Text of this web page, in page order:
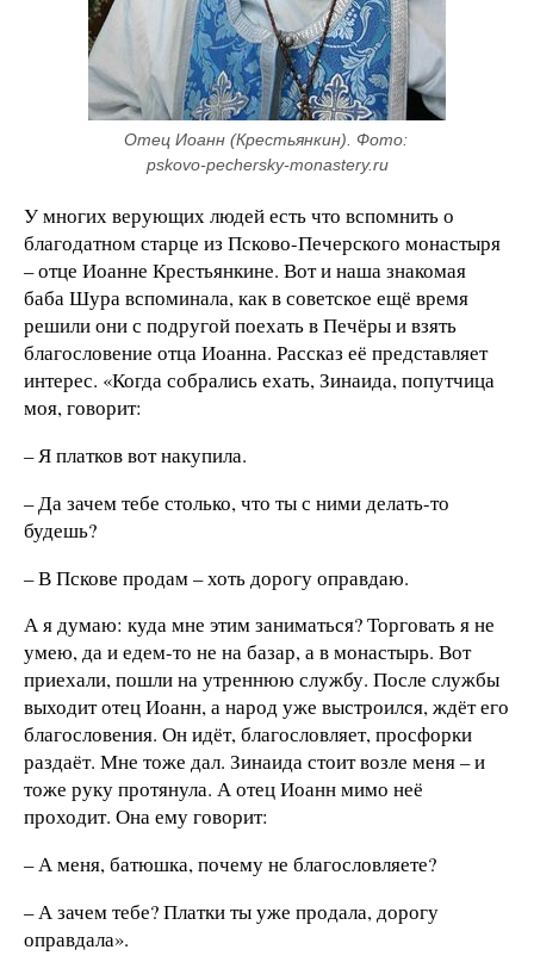
Отец Иоанн (Крестьянкин). Фото:
pskovo-pechersky-monastery.ru
У многих верующих людей есть что вспомнить о
благодатном старце из Псково-Печерского монастыря
– отце Иоанне Крестьянкине. Вот и наша знакомая
баба Шура вспоминала, как в советское ещё время
решили они с подругой поехать в Печёры и взять
благословение отца Иоанна. Рассказ её представляет
интерес. «Когда собрались ехать, Зинаида, попутчица
моя, говорит:
– Я платков вот накупила.
– Да зачем тебе столько, что ты с ними делать-то
будешь?
– В Пскове продам – хоть дорогу оправдаю.
А я думаю: куда мне этим заниматься? Торговать я не
умею, да и едем-то не на базар, а в монастырь. Вот
приехали, пошли на утреннюю службу. После службы
выходит отец Иоанн, а народ уже выстроился, ждёт его
благословения. Он идёт, благословляет, просфорки
раздаёт. Мне тоже дал. Зинаида стоит возле меня – и
тоже руку протянула. А отец Иоанн мимо неё
проходит. Она ему говорит:
– А меня, батюшка, почему не благословляете?
– А зачем тебе? Платки ты уже продала, дорогу
оправдала».